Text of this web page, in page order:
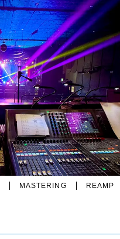
MASTERING REAMP